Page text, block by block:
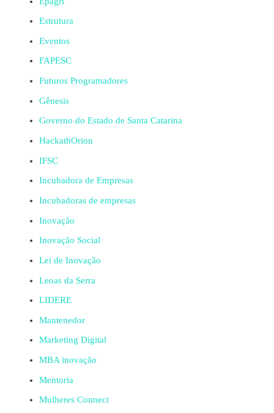
Estrutura
Eventos
FAPESC
Futuros Programadores
Gênesis
Governo do Estado de Santa Catarina
HackathOrion
IFSC
Incubadora de Empresas
Incubadoras de empresas
Inovação
Inovação Social
Lei de Inovação
Leoas da Serra
LIDERE
Mantenedor
Marketing Digital
MBA inovação
Mentoria
Mulheres Connect